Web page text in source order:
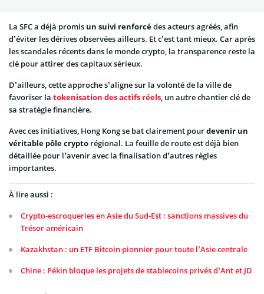
La SFC a déjà promis un suivi renforcédes acteurs agréés, afin
d’éviter les dérives observées ailleurs. Et c’est tant mieux. Car après
les scandales récents dans le monde crypto, la transparence reste la
clé pour attirer des capitaux sérieux.
D’ailleurs, cette approche s’aligne sur la volonté de la ville de
favoriser la tokenisation des actifs réels, un autre chantier clé de
sa stratégie financière.
Avec ces initiatives, Hong Kong se bat clairement pourdevenir un
véritable pôle crypto régional. La feuille de route est déjà bien
détaillée pour l’avenir avec la finalisation d’autres règles
importantes.
À lire aussi :
Crypto-escroqueries en Asie du Sud-Est : sanctions massives du
Trésor américain
Kazakhstan : un ETF Bitcoin pionnier pour toute l’Asie centrale
Chine : Pékin bloque les projets de stablecoins privés d’Ant et JD